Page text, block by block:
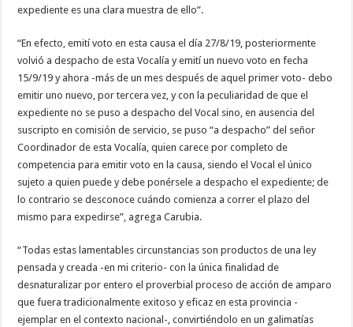
expediente es una clara muestra de ello”.
“En efecto, emití voto en esta causa el día 27/8/19, posteriormente
volvió a despacho de esta Vocalía y emití un nuevo voto en fecha
15/9/19 y ahora -más de un mes después de aquel primer voto- debo
emitir uno nuevo, por tercera vez, y con la peculiaridad de que el
expediente no se puso a despacho del Vocal sino, en ausencia del
suscripto en comisión de servicio, se puso “a despacho” del señor
Coordinador de esta Vocalía, quien carece por completo de
competencia para emitir voto en la causa, siendo el Vocal el único
sujeto a quien puede y debe ponérsele a despacho el expediente; de
lo contrario se desconoce cuándo comienza a correr el plazo del
mismo para expedirse”, agrega Carubia.
“Todas estas lamentables circunstancias son productos de una ley
pensada y creada -en mi criterio- con la única finalidad de
desnaturalizar por entero el proverbial proceso de acción de amparo
que fuera tradicionalmente exitoso y eficaz en esta provincia -
ejemplar en el contexto nacional-, convirtiéndolo en un galimatías